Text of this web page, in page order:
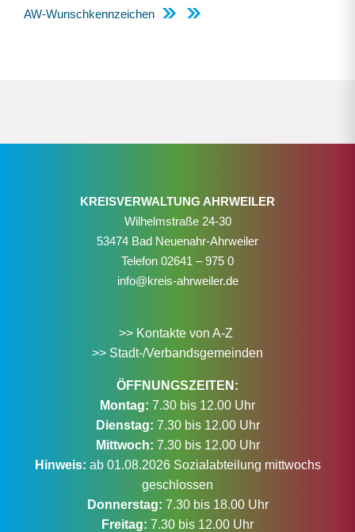
AW-Wunschkennzeichen
KREISVERWALTUNG AHRWEILER
Wilhelmstraße 24-30
53474 Bad Neuenahr-Ahrweiler
Telefon 02641 – 975 0
info@kreis-ahrweiler.de
>> Kontakte von A-Z
>> Stadt-/Verbandsgemeinden
ÖFFNUNGSZEITEN:
Montag: 7.30 bis 12.00 Uhr
Dienstag: 7.30 bis 12.00 Uhr
Mittwoch: 7.30 bis 12.00 Uhr
Hinweis: ab 01.08.2026 Sozialabteilung mittwochs
geschlossen
Donnerstag: 7.30 bis 18.00 Uhr
Freitag: 7.30 bis 12.00 Uhr